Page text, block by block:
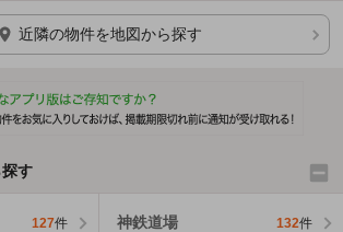
近隣の物件を地図から探す
す
127件 神鉄道場 132件